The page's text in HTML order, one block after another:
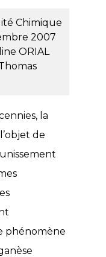
Chimique
2007
ORIAL
la
de
phénomène